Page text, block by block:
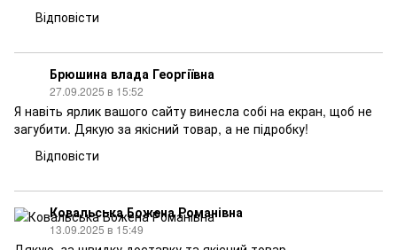
Відповісти
Брюшина влада Георгіївна
27.09.2025 в 15:52
Я навіть ярлик вашого сайту винесла собі на екран, щоб не
загубити. Дякую за якісний товар, а не підробку!
Відповісти
Ковальська Божена Романівна
13.09.2025 в 15:49